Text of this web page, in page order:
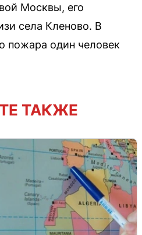
Москвы, его
села Кленово. В
пожара один человек
ТАКЖЕ